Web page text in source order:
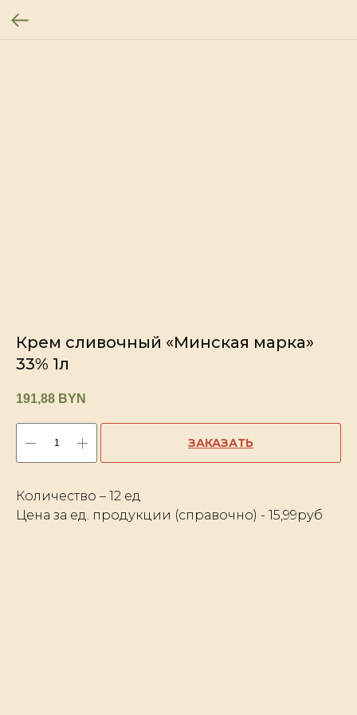
Крем сливочный «Минская марка»
33% 1л
191,88 BYN
ЗАКАЗАТЬ
Количество – 12 ед
Цена за ед. продукции (справочно) - 15,99руб